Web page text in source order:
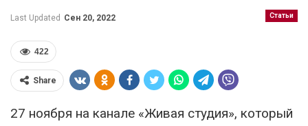
Статьи
Last Updated Сен 20, 2022
422
Share
27 ноября на канале «Живая студия», который